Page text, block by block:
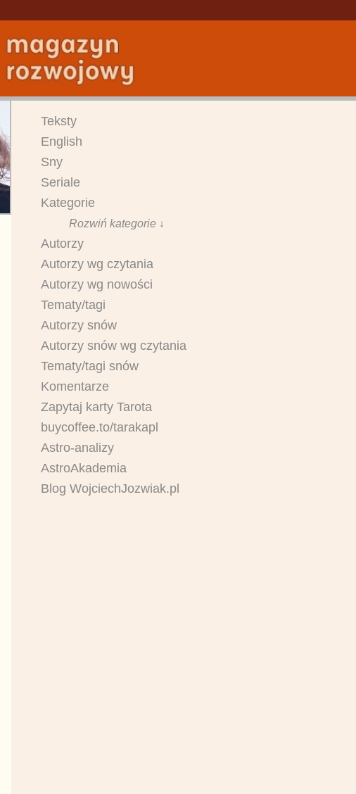
Teksty
English
Sny
Seriale
Kategorie
Rozwiń kategorie ↓
Autorzy
Autorzy wg czytania
Autorzy wg nowości
Tematy/tagi
Autorzy snów
Autorzy snów wg czytania
Tematy/tagi snów
Komentarze
Zapytaj karty Tarota
buycoffee.to/tarakapl
Astro-analizy
AstroAkademia
Blog WojciechJozwiak.pl